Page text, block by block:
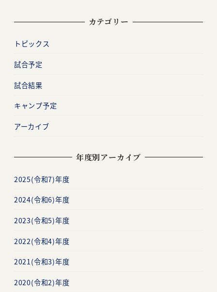
カテゴリー
トピックス
試合予定
試合結果
キャンプ予定
アーカイブ
年度別アーカイブ
2025(令和7)年度
2024(令和6)年度
2023(令和5)年度
2022(令和4)年度
2021(令和3)年度
2020(令和2)年度